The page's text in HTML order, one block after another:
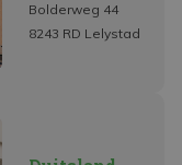
Bolderweg 44
8243 RD Lelystad